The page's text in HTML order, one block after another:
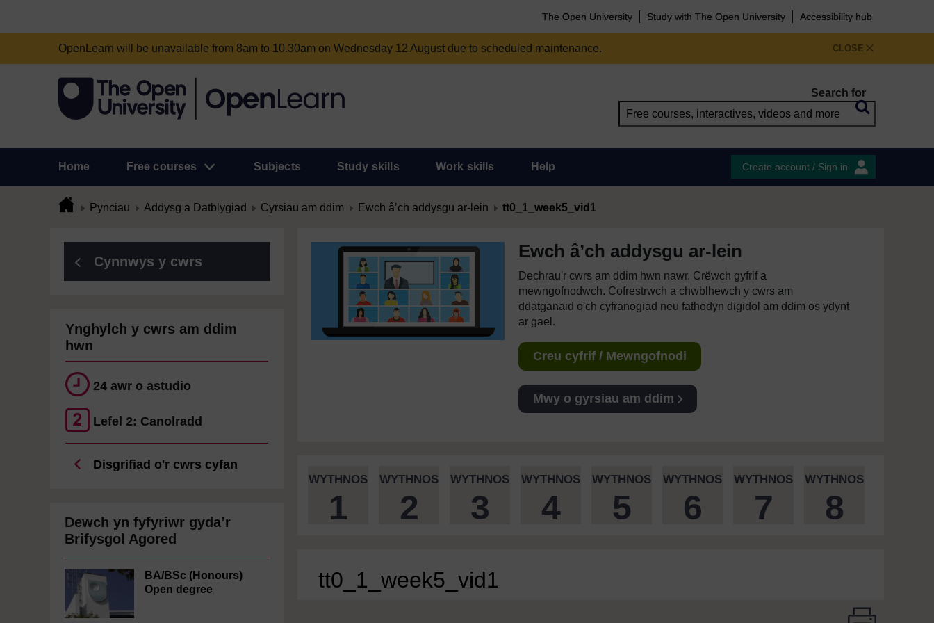
The Open University Study with The Open University Accessibility hub
CLOSE
OpenLearn will be unavailable from 8am to 10.30am on Wednesday 12 August due to scheduled maintenance.
Search for
Home Free courses Subjects Study skills Work skills Help Create account / Sign in
Pynciau Addysg a Datblygiad Cyrsiau am ddim Ewch â’ch addysgu ar-lein tt0_1_week5_vid1
Cynnwys y cwrs
Ynghylch y cwrs am ddim
hwn
24 awr o astudio
Lefel 2: Canolradd
Disgrifiad o'r cwrs cyfan
Dewch yn fyfyriwr gyda’r
Brifysgol Agored
BA/BSc (Honours)
Open degree
Ewch â’ch addysgu ar-lein
Dechrau'r cwrs am ddim hwn nawr. Crëwch gyfrif a
mewngofnodwch. Cofrestrwch a chwblhewch y cwrs am
ddatganaid o'ch cyfranogiad neu fathodyn digidol am ddim os ydynt
ar gael.
Creu cyfrif / Mewngofnodi
Mwy o gyrsiau am ddim
WYTHNOS
1
WYTHNOS
2
WYTHNOS
3
WYTHNOS
4
WYTHNOS
5
WYTHNOS
6
WYTHNOS
7
WYTHNOS
8
tt0_1_week5_vid1